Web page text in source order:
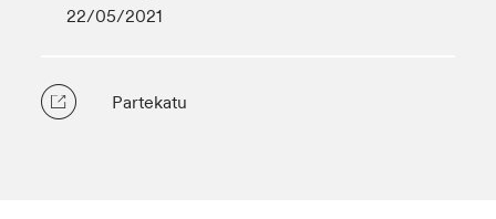
22/05/2021
Partekatu